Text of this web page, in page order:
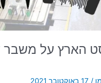
הארץ על
/ 17 באוקטובר 2021